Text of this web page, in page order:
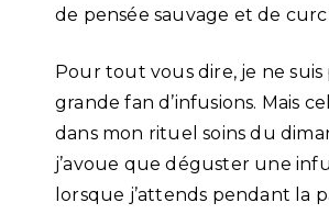
de pensée sauvage et de
Pour tout vous dire, je ne suis
grande fan d’infusions. Mais
dans mon rituel soins du
j’avoue que déguster une
lorsque j’attends pendant la